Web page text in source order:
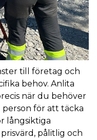
till företag och
behov. Anlita
när du behöver
för att täcka
långsiktiga
pålitlig och